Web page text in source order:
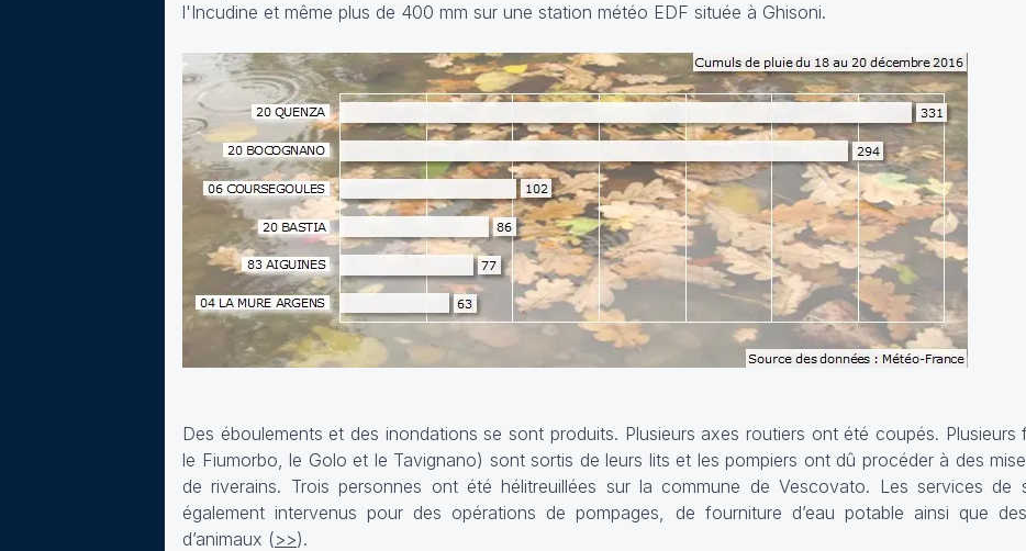
l'Incudine et même plus de 400 mm sur une station météo EDF située à Ghisoni.
Des éboulements et des inondations se sont produits. Plusieurs axes routiers ont été coupés. Plusieurs
le Fiumorbo, le Golo et le Tavignano) sont sortis de leurs lits et les pompiers ont dû procéder à des
de riverains. Trois personnes ont été hélitreuillées sur la commune de Vescovato. Les services de
également intervenus pour des opérations de pompages, de fourniture d’eau potable ainsi que
d’animaux (>>).
Sécheresse
6 Août 2026
Sécheresse : l’été
déjà les pires années